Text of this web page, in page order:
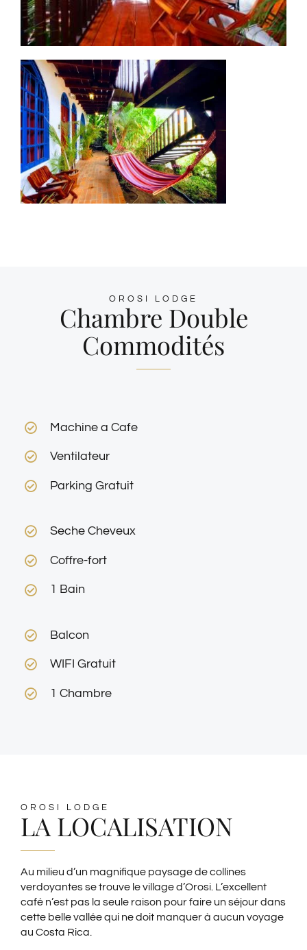
OROSI LODGE
Chambre Double
Commodités
Machine a Cafe
Ventilateur
Parking Gratuit
Seche Cheveux
Coffre-fort
1 Bain
Balcon
WIFI Gratuit
1 Chambre
OROSI LODGE
LA LOCALISATION
Au milieu d’un magnifique paysage de collines
verdoyantes se trouve le village d’Orosi. L’excellent
café n’est pas la seule raison pour faire un séjour dans
cette belle vallée qui ne doit manquer à aucun voyage
au Costa Rica.